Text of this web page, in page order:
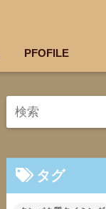
PFOFILE
タグ